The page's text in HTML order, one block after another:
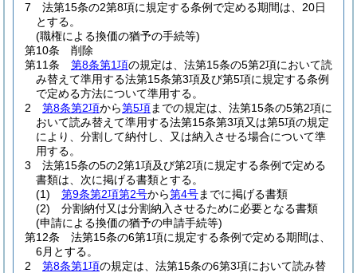
7
法第15条の2第8項に規定する条例で定める期間は、20日
とする。
(職権による換価の猶予の手続等)
第10条
削除
第11条
第8条第1項の規定は、法第15条の5第2項において読
み替えて準用する法第15条第3項及び第5項に規定する条例
で定める方法について準用する。
2
第8条第2項から第5項までの規定は、法第15条の5第2項に
おいて読み替えて準用する法第15条第3項又は第5項の規定
により、分割して納付し、又は納入させる場合について準
用する。
3
法第15条の5の2第1項及び第2項に規定する条例で定める
書類は、次に掲げる書類とする。
(1)
第9条第2項第2号から第4号までに掲げる書類
(2)
分割納付又は分割納入させるために必要となる書類
(申請による換価の猶予の申請手続等)
第12条
法第15条の6第1項に規定する条例で定める期間は、
6月とする。
2
第8条第1項の規定は、法第15条の6第3項において読み替